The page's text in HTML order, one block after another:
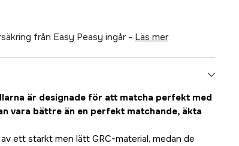
från Easy Peasy ingår - läs mer
är designade för att matcha perfekt med
vara bättre än en perfekt matchande, äkta
ett starkt men lätt GRC-material, medan de